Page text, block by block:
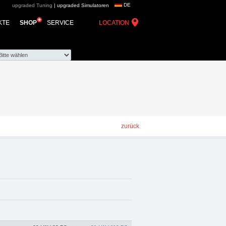
group - Chiptuning,
DE
LOCATION
SERVICE
SHOP
upgraded Tuning | upgraded Simulatoren
zurück